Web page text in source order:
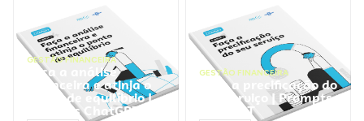
GESTÃO FINANCEIRA
Faça a análise
financeira e atinja o
ponto de equilíbrio |
Prompts ChatGPT
GESTÃO FINANCEIRA
Faça a precificação do
seu serviço | Prompts
ChatGPT